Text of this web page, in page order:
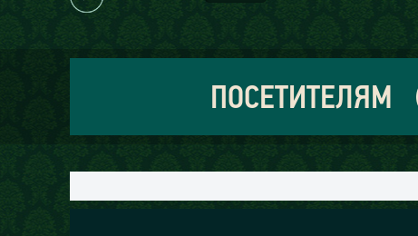
ПОСЕТИТЕЛЯМ